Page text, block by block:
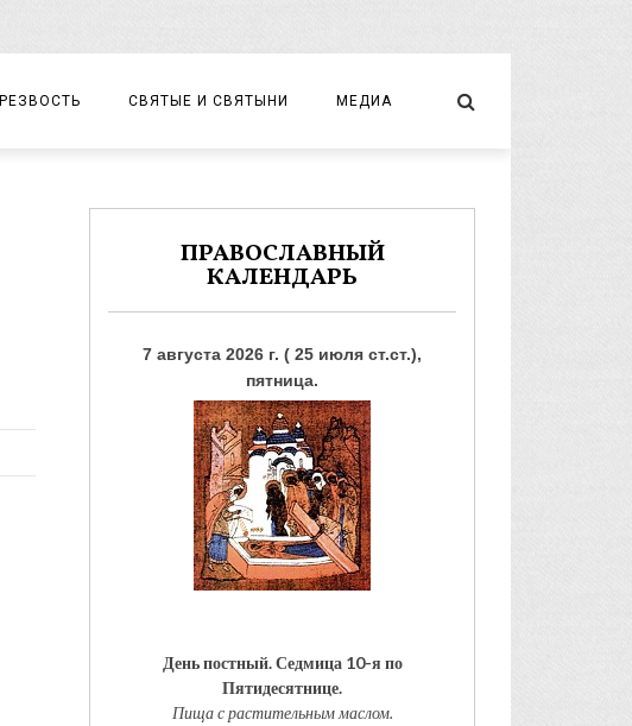
СВЯТЫЕ И СВЯТЫНИ МЕДИА
ФОТО
ПРАВОСЛАВНЫЙ
КАЛЕНДАРЬ
7 августа 2026 г. ( 25 июля ст.ст.),
пятница.
День постный.Седмица 10-я по
Пятидесятнице.
Пища с растительным маслом.